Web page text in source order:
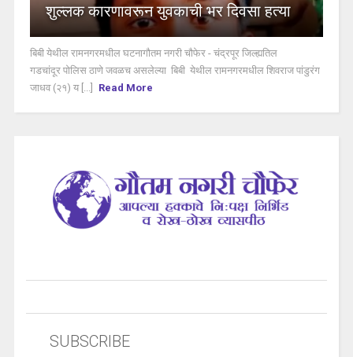
शुल्लक कारणावरून युवकाची भर दिवसा हत्या
बिबी येथील रामनगरमधील घटनागौतम नगरी चौफेर - चंद्रपूर जिल्ह्यतिल
गडचांदूर पोलिस ठाणे जवळच असलेल्या बिबी येथील रामनगरमधील शिवराज पांडुरंग
जाधव (२१) य [...]
Read More
SUBSCRIBE